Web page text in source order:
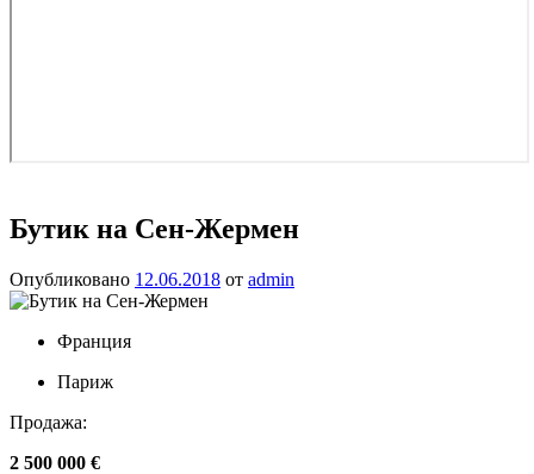
Бутик на Сен-Жермен
Опубликовано 12.06.2018 от admin
Франция
Париж
Продажа:
2 500 000 €